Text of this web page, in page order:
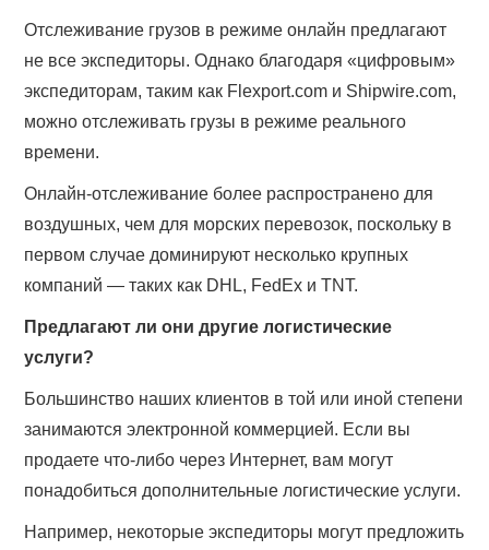
Отслеживание грузов в режиме онлайн предлагают
не все экспедиторы. Однако благодаря «цифровым»
экспедиторам, таким как Flexport.com и Shipwire.com,
можно отслеживать грузы в режиме реального
времени.
Онлайн-отслеживание более распространено для
воздушных, чем для морских перевозок, поскольку в
первом случае доминируют несколько крупных
компаний — таких как DHL, FedEx и TNT.
Предлагают ли они другие логистические
услуги?
Большинство наших клиентов в той или иной степени
занимаются электронной коммерцией. Если вы
продаете что-либо через Интернет, вам могут
понадобиться дополнительные логистические услуги.
Например, некоторые экспедиторы могут предложить